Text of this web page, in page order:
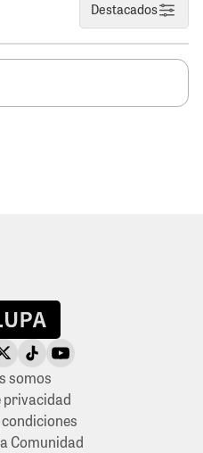
Destacados
somos
privacidad
Comunidad